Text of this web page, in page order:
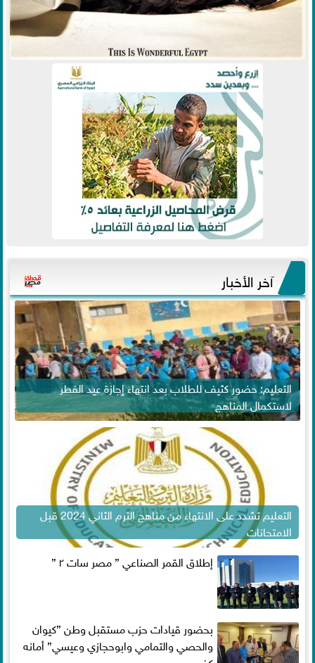
آخر الأخبار
التعليم: حضور كثيف للطلاب بعد انتهاء إجازة عيد الفطر
لاستكمال المناهج
التعليم تشدد على الانتهاء من مناهج الترم الثاني 2024 قبل
الامتحانات
إطلاق القمر الصناعي ” مصر سات ٢ ”
بحضور قيادات حزب مستقبل وطن ”كيوان
والحصي والتمامي وابوحجازي وعيسي” أمانه